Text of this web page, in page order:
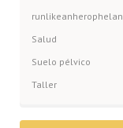
runlikeanherophelan
Salud
Suelo pélvico
Taller